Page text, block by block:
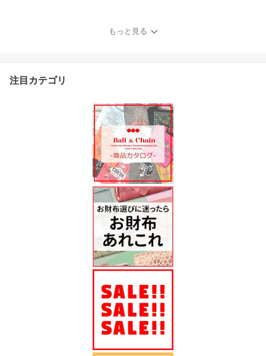
おしゃれ バッグ スマホ
ショルダー 牛革 ADRIA
もっと見る
注目カテゴリ